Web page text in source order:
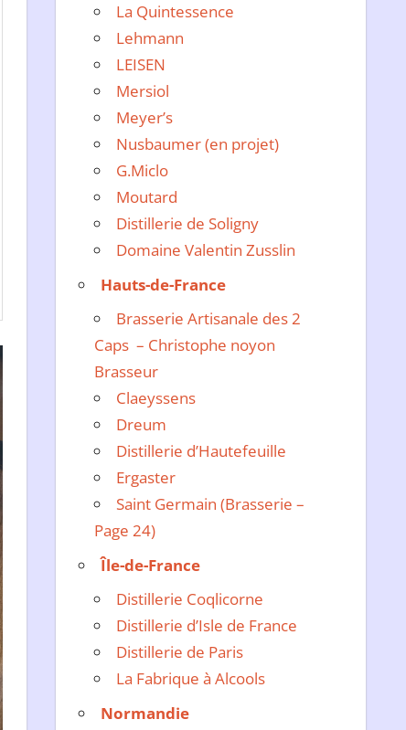
La Quintessence
Lehmann
LEISEN
Mersiol
Meyer’s
Nusbaumer (en projet)
G.Miclo
Moutard
Distillerie de Soligny
Domaine Valentin Zusslin
Hauts-de-France
Brasserie Artisanale des 2
Caps – Christophe noyon
Brasseur
Claeyssens
Dreum
Distillerie d’Hautefeuille
Ergaster
Saint Germain (Brasserie –
Page 24)
Île-de-France
Distillerie Coqlicorne
Distillerie d’Isle de France
Distillerie de Paris
La Fabrique à Alcools
Normandie